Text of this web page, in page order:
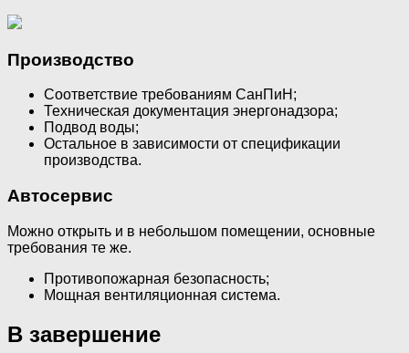
Производство
Соответствие требованиям СанПиН;
Техническая документация энергонадзора;
Подвод воды;
Остальное в зависимости от спецификации
производства.
Автосервис
Можно открыть и в небольшом помещении, основные
требования те же.
Противопожарная безопасность;
Мощная вентиляционная система.
В завершение